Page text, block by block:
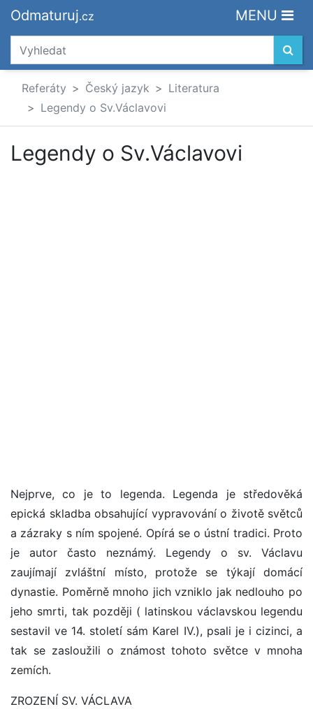
Odmaturuj.cz MENU
Referáty Český jazyk
Literatura
Legendy o Sv.Václavovi
Legendy o Sv.Václavovi
Nejprve, co je to legenda. Legenda je středověká
epická skladba obsahující vypravování o životě světců
a zázraky s ním spojené. Opírá se o ústní tradici. Proto
je autor často neznámý. Legendy o sv. Václavu
zaujímají zvláštní místo, protože se týkají domácí
dynastie. Poměrně mnoho jich vzniklo jak nedlouho po
jeho smrti, tak později ( latinskou václavskou legendu
sestavil ve 14. století sám Karel IV.), psali je i cizinci, a
tak se zasloužili o známost tohoto světce v mnoha
zemích.
ZROZENÍ SV. VÁCLAVA